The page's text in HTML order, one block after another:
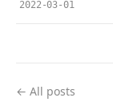
2022-03-01
← All posts